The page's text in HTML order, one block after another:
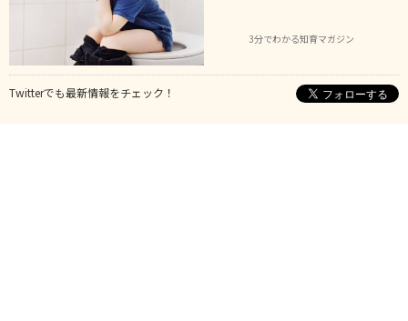
3分でわかる知育マガジン
Twitterでも最新情報をチェック！